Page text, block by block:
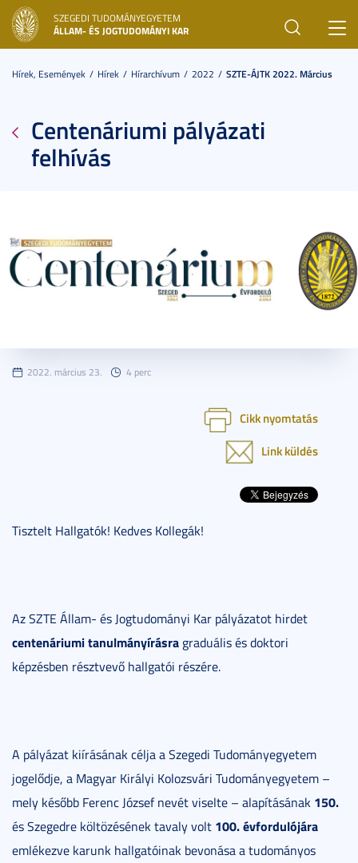
SZEGEDI TUDOMÁNYEGYETEM
ÁLLAM- ÉS JOGTUDOMÁNYI KAR
Hírek, Események Hírek Hírarchívum 2022 SZTE-ÁJTK 2022. Március
Centenáriumi pályázati
felhívás
2022. március 23. 4 perc
Cikk nyomtatás
Link küldés
Tisztelt Hallgatók! Kedves Kollegák!
Az SZTE Állam- és Jogtudományi Kar pályázatot hirdet
centenáriumi tanulmányírásra graduális és doktori
képzésben résztvevő hallgatói részére.
A pályázat kiírásának célja a Szegedi Tudományegyetem
jogelődje, a Magyar Királyi Kolozsvári Tudományegyetem –
mely később Ferenc József nevét viselte – alapításának 150.
és Szegedre költözésének tavaly volt 100.évfordulójára
emlékezve karunk hallgatóinak bevonása a tudományos